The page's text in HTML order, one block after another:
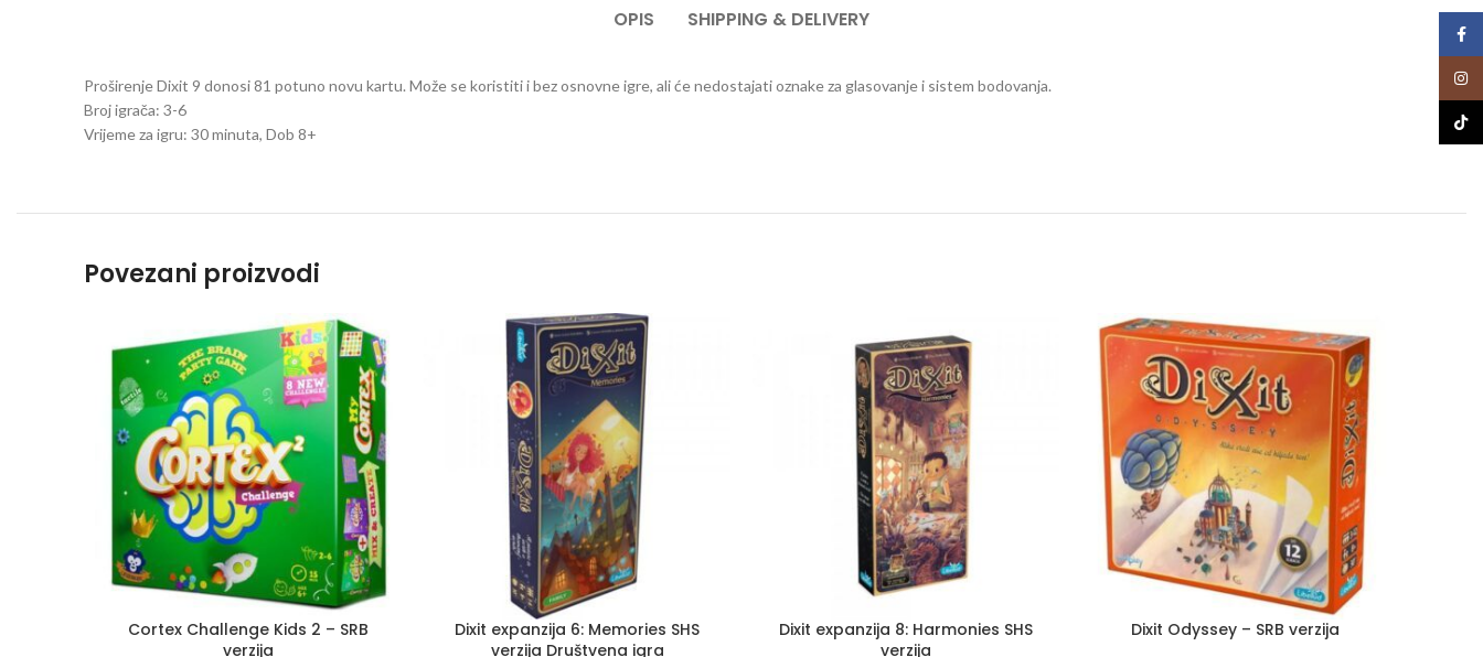
OPIS SHIPPING & DELIVERY
Proširenje Dixit 9 donosi 81 potuno novu kartu. Može se koristiti i bez osnovne igre, ali će nedostajati oznake za glasovanje i sistem bodovanja.
Broj igrača: 3-6
Vrijeme za igru: 30 minuta, Dob 8+
Povezani proizvodi
Cortex Challenge Kids 2 – SRB
verzija
Dixit expanzija 6: Memories SHS
verzija Društvena igra
Dixit expanzija 8: Harmonies SHS
verzija
Dixit Odyssey – SRB verzija